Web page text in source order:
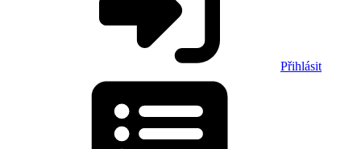
Přihlásit